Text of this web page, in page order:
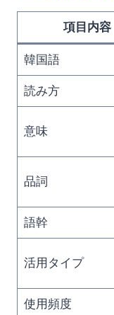
項目内容
韓国語
読み方
意味
品詞
語幹
活用タイプ
使用頻度